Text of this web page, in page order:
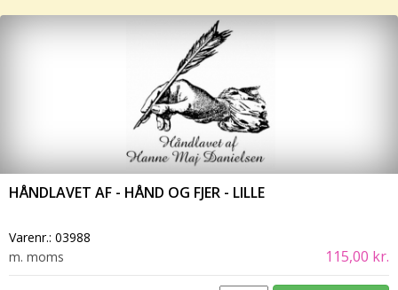
HÅNDLAVET AF - HÅND OG FJER - LILLE
Varenr.: 03988
m. moms
115,00 kr.